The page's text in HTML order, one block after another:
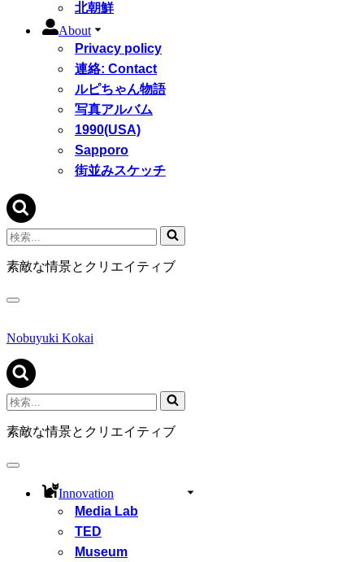
北朝鮮
About
Privacy policy
連絡: Contact
ルピちゃん物語
写真アルバム
1990(USA)
Sapporo
街並みスケッチ
検
索...
素敵な情景とクリエイティブ
ナ
ゲ
シ
ョ
ン
メ
ニ
ュ
Nobuyuki Kokai
検
索...
素敵な情景とクリエイティブ
ナ
Innovation
Media Lab
TED
Museum